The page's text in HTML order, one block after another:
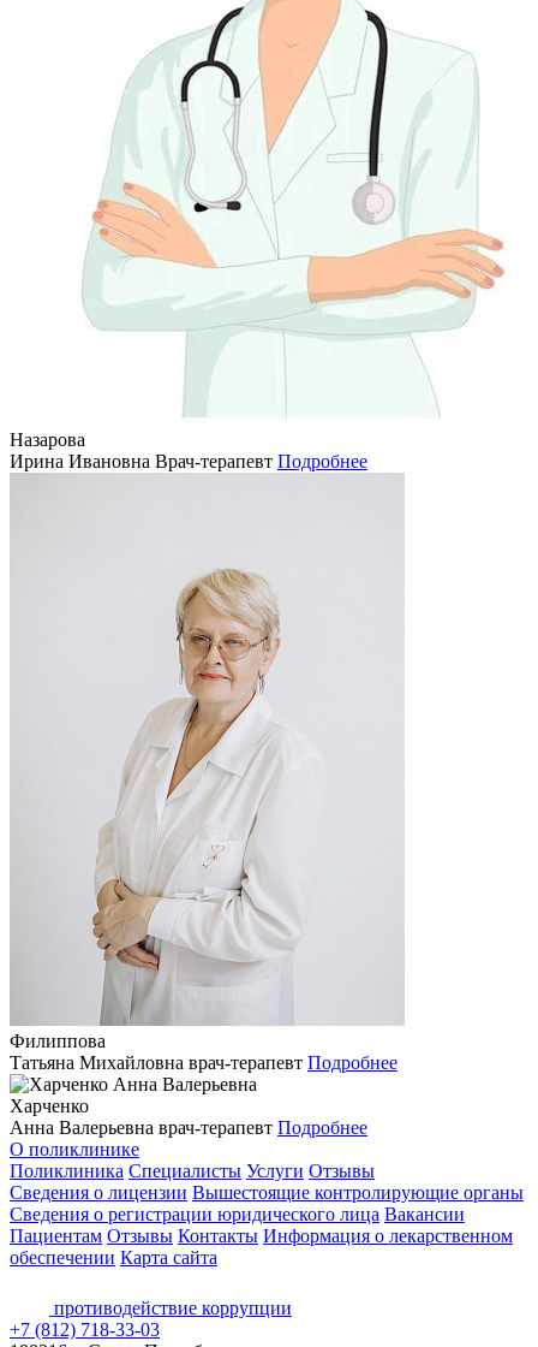
Назарова
Ирина Ивановна Врач-терапевт Подробнее
Филиппова
Татьяна Михайловна врач-терапевт Подробнее
Харченко
Анна Валерьевна врач-терапевт Подробнее
О поликлинике
Поликлиника Специалисты Услуги Отзывы
Сведения о лицензии Вышестоящие контролирующие органы
Сведения о регистрации юридического лица Вакансии
Пациентам Отзывы Контакты Информация о лекарственном
обеспечении Карта сайта
противодействие коррупции
+7 (812) 718-33-03